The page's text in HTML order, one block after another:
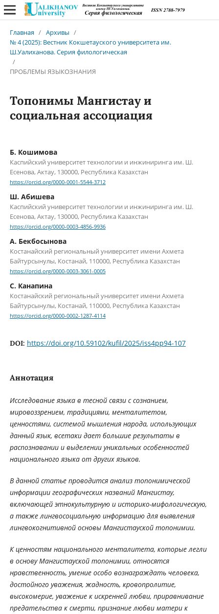
Главная / Архивы /
№ 4 (2025): Вестник Кокшетауского университета им.
Ш.Уалиханова. Серия филологическая
/
ПРОБЛЕМЫ ЯЗЫКОЗНАНИЯ
Топонимы Мангистау и
социальная ассоциация
Б. Кошимова
Каспийский университет технологии и инжиниринга им. Ш.
Есенова, Актау, 130000, Республика Казахстан
https://orcid.org/0000-0001-5544-3712
Ш. Абишева
Каспийский университет технологии и инжиниринга им. Ш.
Есенова, Актау, 130000, Республика Казахстан
https://orcid.org/0000-0003-4856-9936
А. Бекбосынова
Костанайский региональный университет имени Ахмета
Байтурсынулы, Костанай, 110000, Республика Казахстан
https://orcid.org/0000-0003-3061-0005
С. Канапина
Костанайский региональный университет имени Ахмета
Байтурсынулы, Костанай, 110000, Республика Казахстан
https://orcid.org/0000-0002-1287-4114
DOI: https://doi.org/10.59102/kufil/2025/iss4pp94-107
Аннотация
Исследование языка в тесной связи с сознанием,
мировоззрением, традициями, менталитетом,
ценностями, системой мышления народа, использующих
данный язык, всетаки дает большие результаты в
распознавании и выделении уникальных особенностей
национального языка от других языков.
В данной статье проводится анализ топонимической
информации географических названий Мангистау,
включающей этнокультурную и историко-мифологическую,
а также лингвосоциальную информацию для выявления
лингвокогнитивной основы Мангистауской топонимии.
К ценностям национального менталитета, которые легли
в основу Мангистауской топонимии, относятся
нравственность, умение особо вознаграждать человека,
достойного уважения, жадность, кровопролитие,
высокомерие, уважение к искренней любви, приравнивание
предательства к смерти, признание любви матери к